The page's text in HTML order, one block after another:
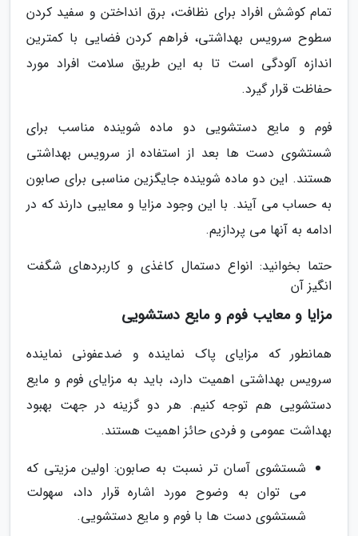
تمام کوشش افراد برای نظافت، برق انداختن و سفید کردن
سطوح سرویس بهداشتی، فراهم کردن فضایی با کمترین
اندازه آلودگی است تا به این طریق سلامت افراد مورد
حفاظت قرار گیرد.
فوم و مایع دستشویی دو ماده شوینده مناسب برای
شستشوی دست ها بعد از استفاده از سرویس بهداشتی
هستند. این دو ماده شوینده جایگزین مناسبی برای صابون
به حساب می آیند. با این وجود مزایا و معایبی دارند که در
ادامه به آنها می پردازیم.
حتما بخوانید: انواع دستمال کاغذی و کاربردهای شگفت
انگیز آن
مزایا و معایب فوم و مایع دستشویی
همانطور که مزایای پاک نماینده و ضدعفونی نماینده
سرویس بهداشتی اهمیت دارد، باید به مزایای فوم و مایع
دستشویی هم توجه کنیم. هر دو گزینه در جهت بهبود
بهداشت عمومی و فردی حائز اهمیت هستند.
شستشوی آسان تر نسبت به صابون: اولین مزیتی که
می توان به وضوح مورد اشاره قرار داد، سهولت
شستشوی دست ها با فوم و مایع دستشویی.